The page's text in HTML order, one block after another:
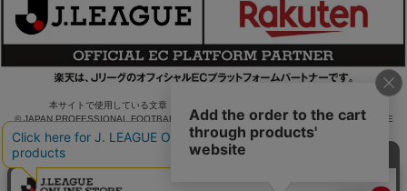
本サイトで使用している文章・画像等の無断での複製・転載を禁止します。
© JAPAN PROFESSIONAL FOOTBALL LEAGUE Rakuten Group, Inc. ALL RIGHTS RE
SERVED.